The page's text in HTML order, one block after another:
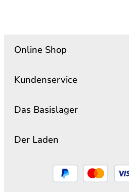
Online Shop
Kundenservice
Das Basislager
Der Laden